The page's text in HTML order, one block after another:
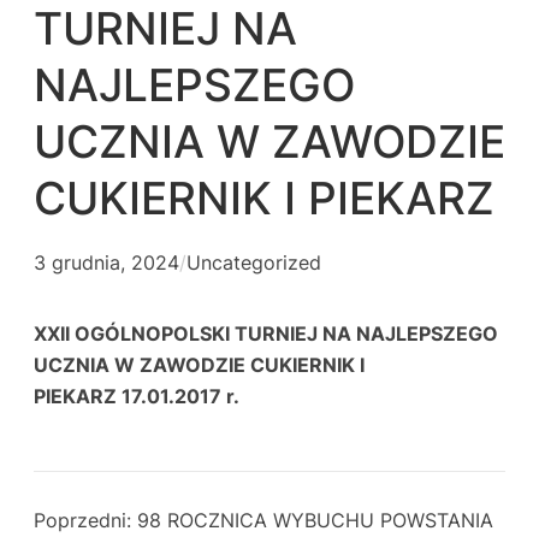
TURNIEJ NA
NAJLEPSZEGO
UCZNIA W ZAWODZIE
CUKIERNIK I PIEKARZ
3 grudnia, 2024/Uncategorized
XXII OGÓLNOPOLSKI TURNIEJ NA NAJLEPSZEGO
UCZNIA W ZAWODZIE CUKIERNIK I
PIEKARZ 17.01.2017 r.
Poprzedni: 98 ROCZNICA WYBUCHU POWSTANIA